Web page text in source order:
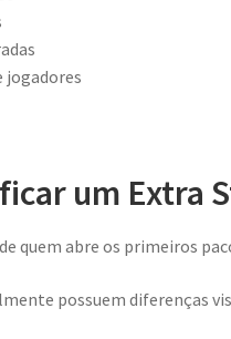
jogadores
um Extra
quem abre os primeiros
possuem diferenças